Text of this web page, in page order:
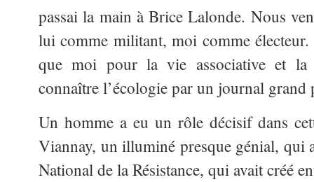
passai la main à Brice Lalonde. Nous
lui comme militant, moi comme
que moi pour la vie associative et la
connaître l’écologie par un journal grand
Un homme a eu un rôle décisif dans
Viannay, un illuminé presque génial, qui
National de la Résistance, qui avait créé